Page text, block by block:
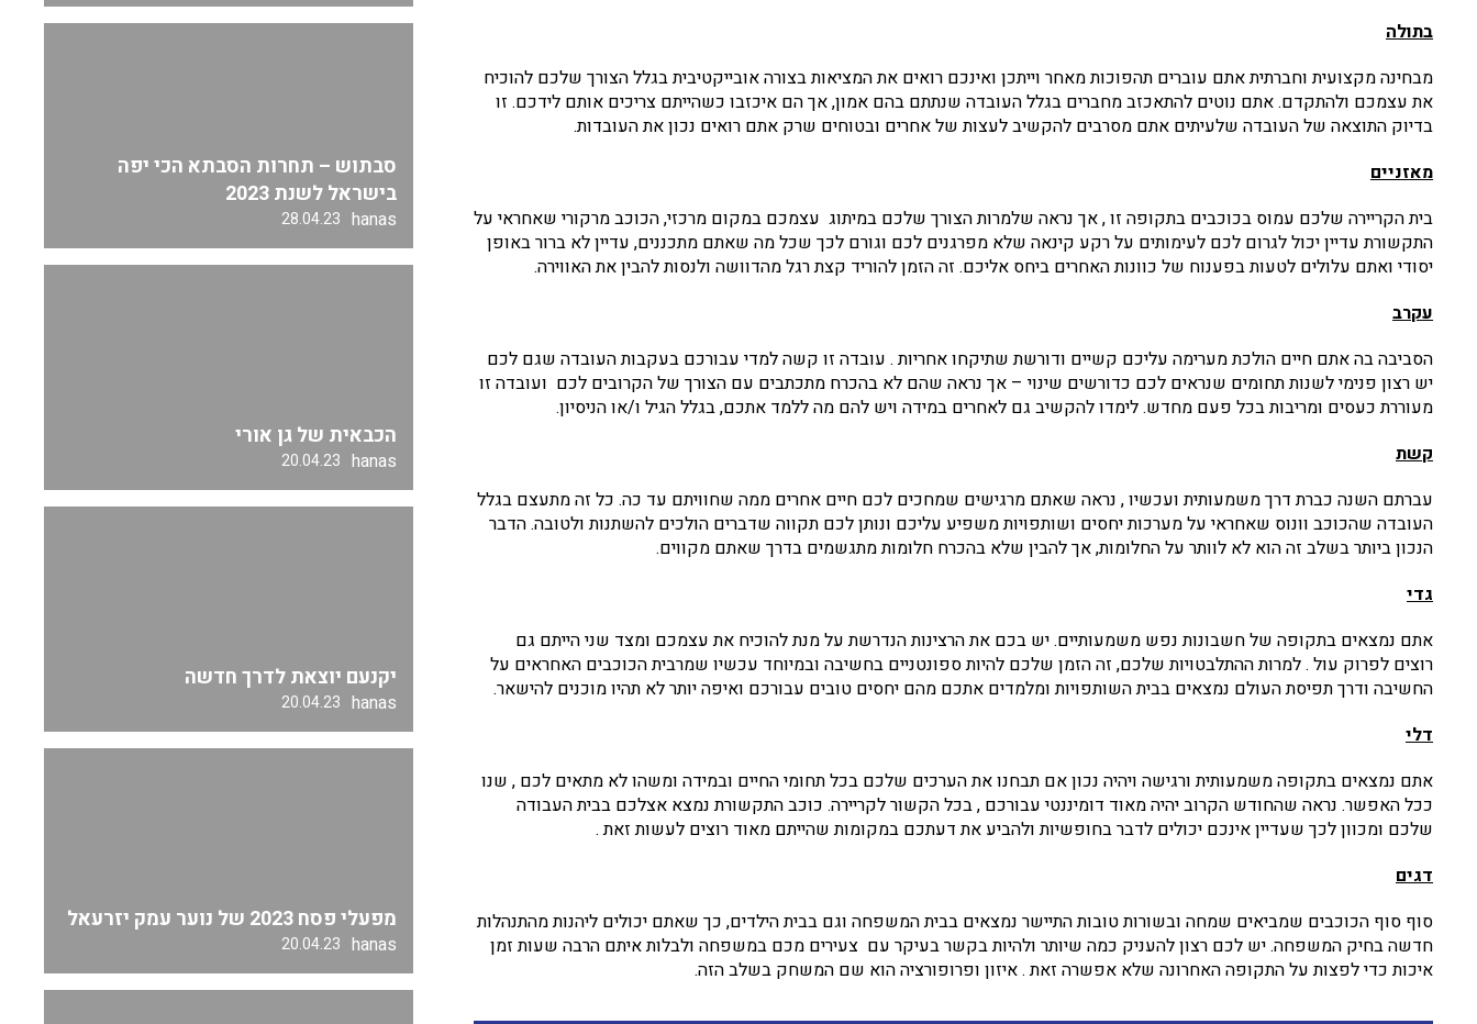
בתולה
מבחינה מקצועית וחברתית אתם עוברים תהפוכות מאחר וייתכן ואינכם רואים את המציאות בצורה אובייקטיבית בגלל הצורך שלכם להוכיח
את עצמכם ולהתקדם. אתם נוטים להתאכזב מחברים בגלל העובדה שנתתם בהם אמון, אך הם איכזבו כשהייתם צריכים אותם לידכם. זו
בדיוק התוצאה של העובדה שלעיתים אתם מסרבים להקשיב לעצות של אחרים ובטוחים שרק אתם רואים נכון את העובדות.
מאזניים
בית הקריירה שלכם עמוס בכוכבים בתקופה זו , אך נראה שלמרות הצורך שלכם במיתוג עצמכם במקום מרכזי, הכוכב מרקורי שאחראי על
התקשורת עדיין יכול לגרום לכם לעימותים על רקע קינאה שלא מפרגנים לכם וגורם לכך שכל מה שאתם מתכננים, עדיין לא ברור באופן
יסודי ואתם עלולים לטעות בפענוח של כוונות האחרים ביחס אליכם. זה הזמן להוריד קצת רגל מהדוושה ולנסות להבין את האווירה.
עקרב
הסביבה בה אתם חיים הולכת מערימה עליכם קשיים ודורשת שתיקחו אחריות . עובדה זו קשה למדי עבורכם בעקבות העובדה שגם לכם
יש רצון פנימי לשנות תחומים שנראים לכם כדורשים שינוי – אך נראה שהם לא בהכרח מתכתבים עם הצורך של הקרובים לכם ועובדה זו
מעוררת כעסים ומריבות בכל פעם מחדש. לימדו להקשיב גם לאחרים במידה ויש להם מה ללמד אתכם, בגלל הגיל ו/או הניסיון.
קשת
עברתם השנה כברת דרך משמעותית ועכשיו , נראה שאתם מרגישים שמחכים לכם חיים אחרים ממה שחוויתם עד כה. כל זה מתעצם בגלל
העובדה שהכוכב וונוס שאחראי על מערכות יחסים ושותפויות משפיע עליכם ונותן לכם תקווה שדברים הולכים להשתנות ולטובה. הדבר
הנכון ביותר בשלב זה הוא לא לוותר על החלומות, אך להבין שלא בהכרח חלומות מתגשמים בדרך שאתם מקווים.
גדי
אתם נמצאים בתקופה של חשבונות נפש משמעותיים. יש בכם את הרצינות הנדרשת על מנת להוכיח את עצמכם ומצד שני הייתם גם
רוצים לפרוק עול . למרות ההתלבטויות שלכם, זה הזמן שלכם להיות ספונטניים בחשיבה ובמיוחד עכשיו שמרבית הכוכבים האחראים על
החשיבה ודרך תפיסת העולם נמצאים בבית השותפויות ומלמדים אתכם מהם יחסים טובים עבורכם ואיפה יותר לא תהיו מוכנים להישאר.
דלי
אתם נמצאים בתקופה משמעותית ורגישה ויהיה נכון אם תבחנו את הערכים שלכם בכל תחומי החיים ובמידה ומשהו לא מתאים לכם , שנו
ככל האפשר. נראה שהחודש הקרוב יהיה מאוד דומיננטי עבורכם , בכל הקשור לקריירה. כוכב התקשורת נמצא אצלכם בבית העבודה
שלכם ומכוון לכך שעדיין אינכם יכולים לדבר בחופשיות ולהביע את דעתכם במקומות שהייתם מאוד רוצים לעשות זאת .
דגים
סוף סוף הכוכבים שמביאים שמחה ובשורות טובות התיישר נמצאים בבית המשפחה וגם בבית הילדים, כך שאתם יכולים ליהנות מהתנהלות
חדשה בחיק המשפחה. יש לכם רצון להעניק כמה שיותר ולהיות בקשר בעיקר עם צעירים מכם במשפחה ולבלות איתם הרבה שעות זמן
איכות כדי לפצות על התקופה האחרונה שלא אפשרה זאת . איזון ופרופורציה הוא שם המשחק בשלב הזה.
סבתוש – תחרות הסבתא הכי יפה
בישראל לשנת 2023
hanas
28.04.23
הכבאית של גן אורי
hanas
20.04.23
יקנעם יוצאת לדרך חדשה
hanas
20.04.23
מפעלי פסח 2023 של נוער עמק יזרעאל
hanas
20.04.23